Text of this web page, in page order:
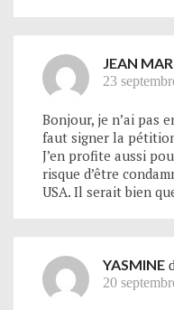
JEAN
23
Bonjour, je n’ai pas
faut signer la
J’en profite aussi
risque d’être
USA. Il serait bien
YASMINE
20